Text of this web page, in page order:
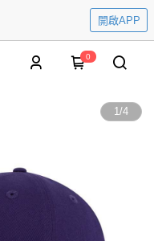
開啟APP
0
1/4